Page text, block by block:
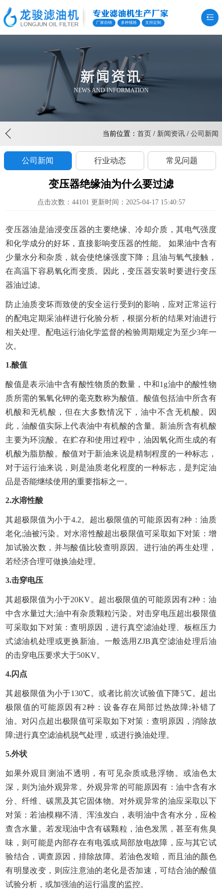
专业滤油机生产厂家
厂家自销 多种规格 支持定制
新闻资讯
NEWS AND INFORMATION
当前位置： 首页 / 新闻资讯 / 公司新闻
公司新闻 行业动态 常见问题
变压器绝缘油为什么要过滤
点击次数：44101 更新时间：2025-04-17 15:40:57
变压器油是油浸变压器的主要绝缘、冷却介质，其电气强度
和化学成分的好坏，直接影响变压器的性能。 如果油中含有
少量水分和杂质，就会使绝缘强度下降；且油与氧气接触，
在高温下容易氧化而变质。因此，变压器安装时要进行变压
器油过滤。
防止油质变坏而致使的安全运行受到的影响，应对正常运行
的配电定期采油样进行化验分析，根据分析的结果对油进行
相关处理。配电运行油化学监督的检验周期规定为至少3年一
次。
1.酸值
酸值是表示油中含有酸性物质的数量，中和1g油中的酸性物
质所需的氢氧化钾的毫克数称为酸值。酸值包括油中所含有
机酸和无机酸，但在大多数情况下，油中不含无机酸。因
此，油酸值实际上代表油中有机酸的含量。新油所含有机酸
主要为环浣酸。在贮存和使用过程中，油因氧化而生成的有
机酸为脂肪酸。酸值对于新油来说是精制程度的一种标志，
对于运行油来说，则是油质老化程度的一种标志，是判定油
品是否能继续使用的重要指标之一。
2.水溶性酸
其超极限值为小于4.2。超出极限值的可能原因有2种：油质
老化;油被污染。对水溶性酸超出极限值可采取如下对策：增
加试验次数，并与酸值比较查明原因。进行油的再生处理，
若经济合理可做换油处理。
3.击穿电压
其超极限值为小于20KV。超出极限值的可能原因有2种：油
中含水量过大;油中有杂质颗粒污染。对击穿电压超出极限值
可采取如下对策：查明原因，进行真空滤油处理、板框压力
式滤油机处理或更换新油。一般选用ZJB真空滤油处理后油
的击穿电压要求大于50KV。
4.闪点
其超极限值为小于130℃。或者比前次试验值下降5℃。超出
极限值的可能原因有2种：设备存在局部过热故障;补错了
油。对闪点超出极限值可采取如下对策：查明原因，消除故
障;进行真空滤油机脱气处理，或进行换油处理。
5.外状
如果外观目测油不透明，有可见杂质或悬浮物。或油色太
深，则为油外观异常。外观异常的可能原因有：油中含有水
分、纤维、碳黑及其它固体物。对外观异常的油应采取以下
对策：若油模糊不清、浑浊发白，表明油中含有水分，应检
查含水量。若发现油中含有碳颗粒，油色发黑，甚至有焦臭
味，则可能是内部存在有电弧或局部放电故障，应与其它试
验结合，调查原因，排除故障。若油色发暗，而且油的颜色
有明显改变，则应注意油的老化是否加速，可结合油的酸值
试验分析，或加强油的运行温度的监控。